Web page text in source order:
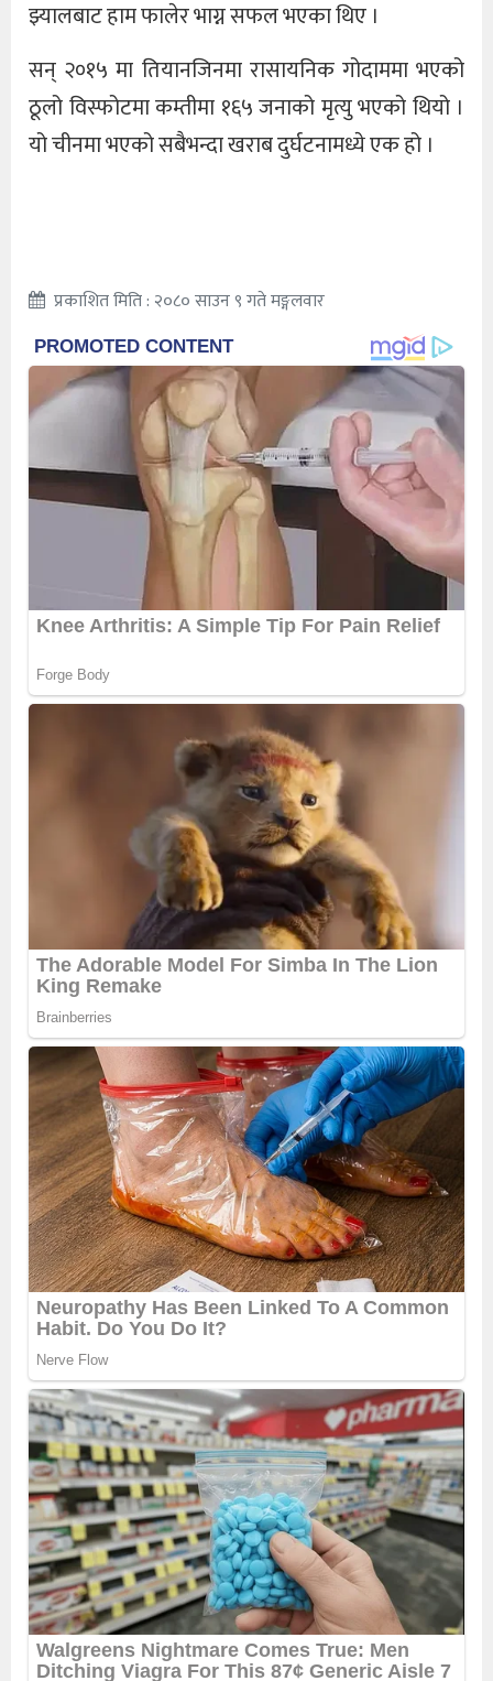
झ्यालबाट हाम फालेर भाग्न सफल भएका थिए ।
सन् २०१५ मा तियानजिनमा रासायनिक गोदाममा भएको
ठूलो विस्फोटमा कम्तीमा १६५ जनाको मृत्यु भएको थियो ।
यो चीनमा भएको सबैभन्दा खराब दुर्घटनामध्ये एक हो ।
प्रकाशित मिति : २०८० साउन ९ गते मङ्गलवार